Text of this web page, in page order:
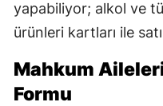
yapabiliyor; alkol ve
ürünleri kartları ile
Mahkum
Formu